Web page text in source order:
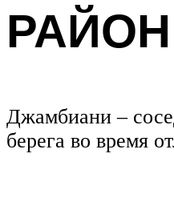
РАЙОН
Джамбиани –
берега во время